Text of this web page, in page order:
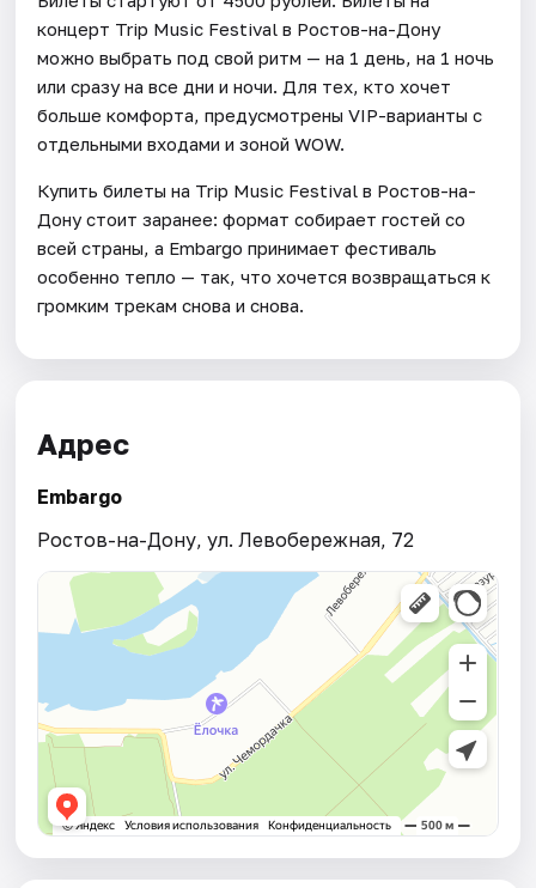
концерт Trip Music Festival в Ростов-на-Дону
можно выбрать под свой ритм — на 1 день, на 1 ночь
или сразу на все дни и ночи. Для тех, кто хочет
больше комфорта, предусмотрены VIP-варианты с
отдельными входами и зоной WOW.
Купить билеты на Trip Music Festival в Ростов-на-
Дону стоит заранее: формат собирает гостей со
всей страны, а Embargo принимает фестиваль
особенно тепло — так, что хочется возвращаться к
громким трекам снова и снова.
Адрес
Embargo
Ростов-на-Дону, ул. Левобережная, 72